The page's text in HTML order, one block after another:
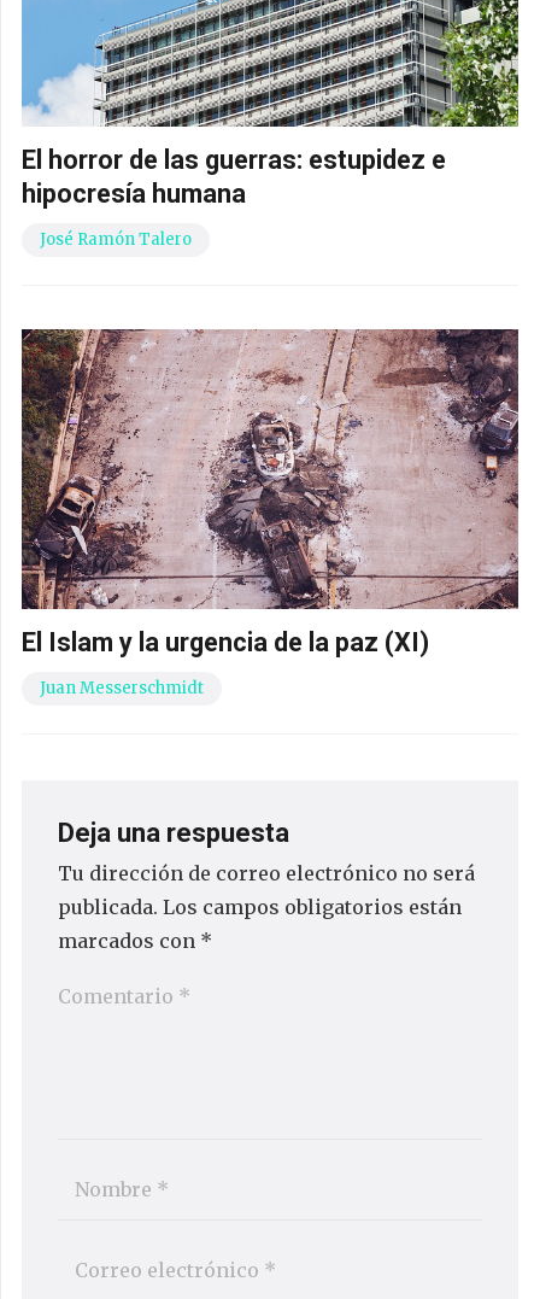
El horror de las guerras: estupidez e
hipocresía humana
José Ramón Talero
El Islam y la urgencia de la paz (XI)
Juan Messerschmidt
Deja una respuesta
Tu dirección de correo electrónico no será
publicada. Los campos obligatorios están
marcados con *